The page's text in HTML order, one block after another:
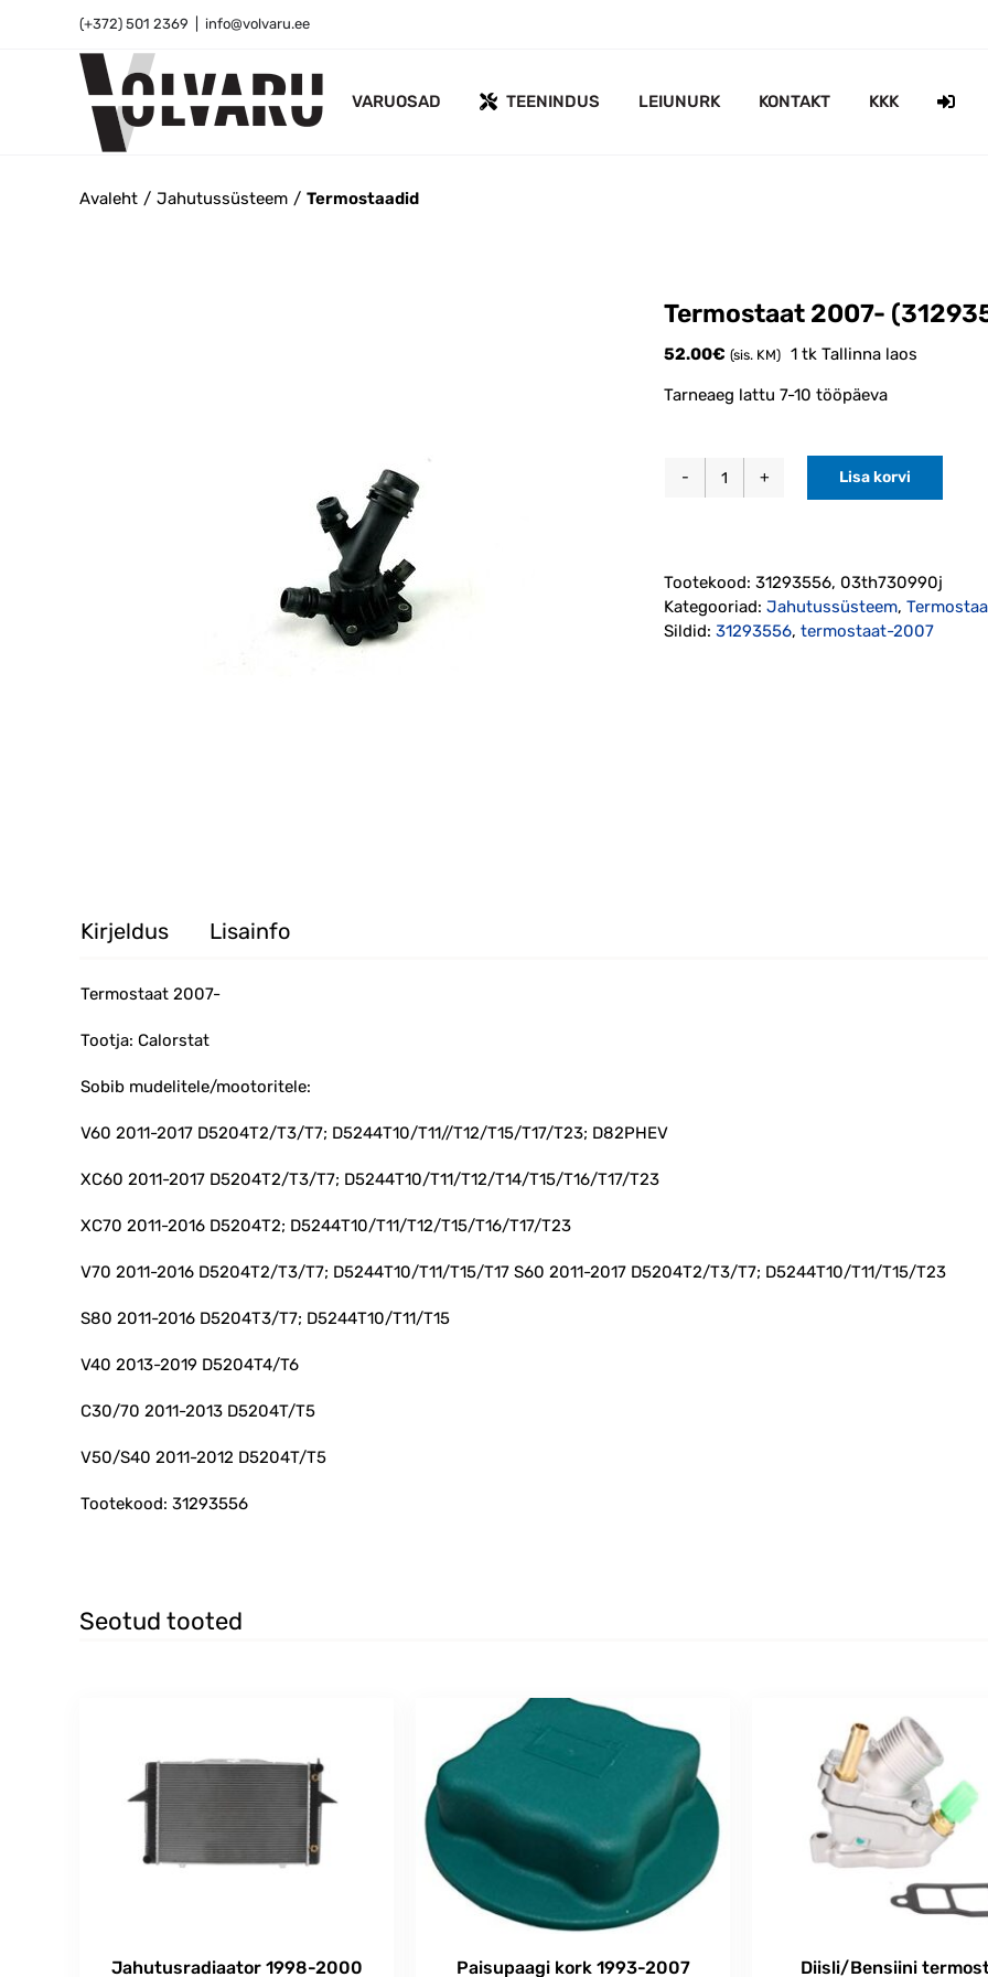
(+372) 501 2369 info@volvaru.ee
VARUOSAD TEENINDUS LEIUNURK KONTAKT KKK
Avaleht Jahutussüsteem Termostaadid
Termostaat 2007-
52.00€ (sis. KM) 1 tk Tallinna laos
Tarneaeg lattu 7-10 tööpäeva
Termostaat
Lisa korvi
Tootekood: 31293556, 03th730990j
Kategooriad: Jahutussüsteem,
Sildid: 31293556, termostaat-2007
Kirjeldus Lisainfo
Termostaat 2007-
Tootja: Calorstat
Sobib mudelitele/mootoritele:
V60 2011-2017 D5204T2/T3/T7; D5244T10/T11//T12/T15/T17/T23; D82PHEV
XC60 2011-2017 D5204T2/T3/T7; D5244T10/T11/T12/T14/T15/T16/T17/T23
XC70 2011-2016 D5204T2; D5244T10/T11/T12/T15/T16/T17/T23
V70 2011-2016 D5204T2/T3/T7; D5244T10/T11/T15/T17 S60 2011-2017 D5204T2/T3/T7; D5244T10/T11/T15/T23
S80 2011-2016 D5204T3/T7; D5244T10/T11/T15
V40 2013-2019 D5204T4/T6
C30/70 2011-2013 D5204T/T5
V50/S40 2011-2012 D5204T/T5
Tootekood: 31293556
Seotud tooted
Jahutusradiaator 1998-2000 Paisupaagi kork 1993-2007 Diisli/Bensiini